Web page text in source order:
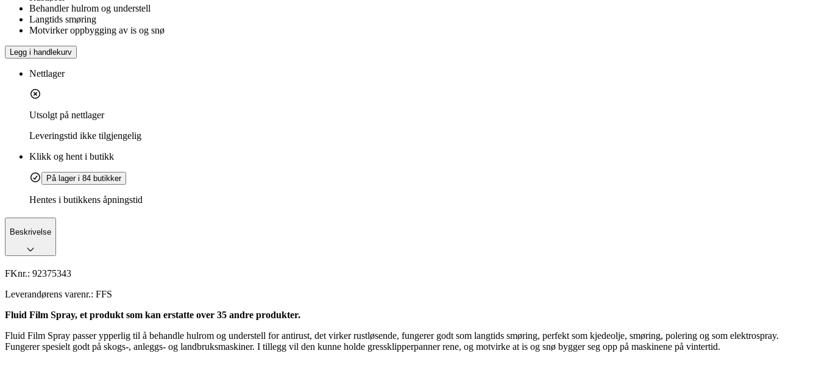
Behandler hulrom og understell
Langtids smøring
Motvirker oppbygging av is og snø
Legg i handlekurv
Nettlager
Utsolgt på nettlager
Leveringstid ikke tilgjengelig
Klikk og hent i butikk
På lager i 84 butikker
Hentes i butikkens åpningstid
Beskrivelse
FKnr.: 92375343
Leverandørens varenr.: FFS
Fluid Film Spray, et produkt som kan erstatte over 35 andre produkter.
Fluid Film Spray passer ypperlig til å behandle hulrom og understell for antirust, det virker rustløsende, fungerer godt som langtids smøring, perfekt som kjedeolje, smøring, polering og som elektrospray.
Fungerer spesielt godt på skogs-, anleggs- og landbruksmaskiner. I tillegg vil den kunne holde gressklipperpanner rene, og motvirke at is og snø bygger seg opp på maskinene på vintertid.